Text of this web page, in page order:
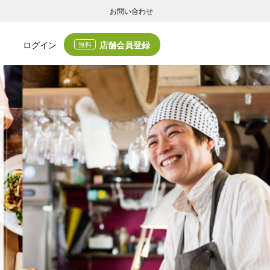
お問い合わせ
ログイン 無料 店舗会員登録
集客・業務支援
グの集客サービスと業務支援サービスで店舗経営の課題解決を支援します。